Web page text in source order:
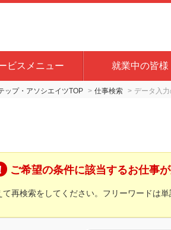
ビスメニュー 就業中の皆様
ップ・アソシエイツTOP 仕事検索 データ入
ご希望の条件に該当するお仕事
再検索をしてください。フリーワードは